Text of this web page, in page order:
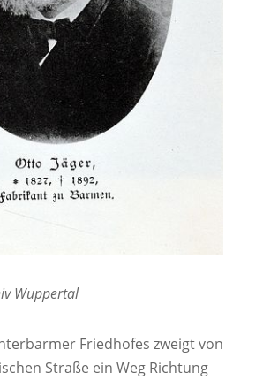
Wuppertal
Friedhofes zweigt von
Straße ein Weg Richtung